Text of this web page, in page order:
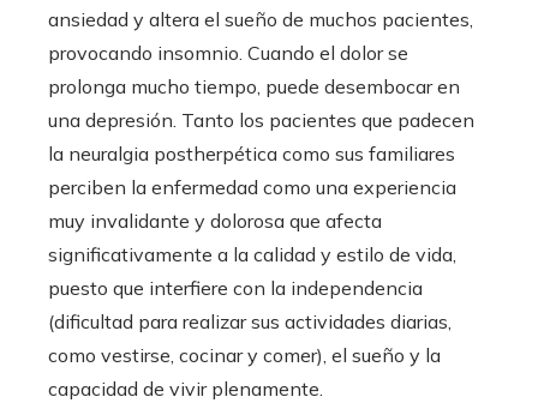
ansiedad y altera el sueño de muchos pacientes,
provocando insomnio. Cuando el dolor se
prolonga mucho tiempo, puede desembocar en
una depresión. Tanto los pacientes que padecen
la neuralgia postherpética como sus familiares
perciben la enfermedad como una experiencia
muy invalidante y dolorosa que afecta
significativamente a la calidad y estilo de vida,
puesto que interfiere con la independencia
(dificultad para realizar sus actividades diarias,
como vestirse, cocinar y comer), el sueño y la
capacidad de vivir plenamente.